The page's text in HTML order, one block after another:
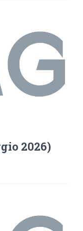
2026)